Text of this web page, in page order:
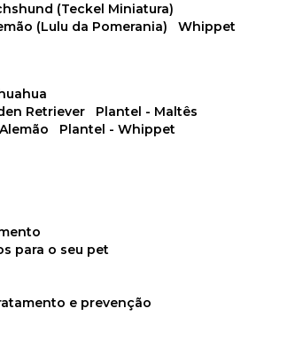
Retriever
Plantel - Maltês
Plantel - Whippet
para o seu pet
e prevenção
(Teckel Miniatura)
(Lulu da Pomerania)
Whippet